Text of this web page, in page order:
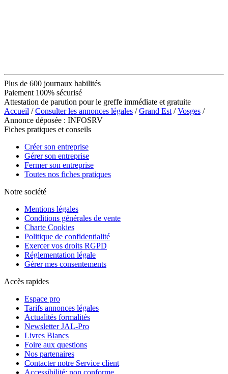
Plus de 600 journaux habilités
Paiement 100% sécurisé
Attestation de parution pour le greffe immédiate et gratuite
Accueil /Consulter les annonces légales /Grand Est /Vosges /
Annonce déposée : INFOSRV
Fiches pratiques et conseils
Créer son entreprise
Gérer son entreprise
Fermer son entreprise
Toutes nos fiches pratiques
Notre société
Mentions légales
Conditions générales de vente
Charte Cookies
Politique de confidentialité
Exercer vos droits RGPD
Réglementation légale
Gérer mes consentements
Accès rapides
Espace pro
Tarifs annonces légales
Actualités formalités
Newsletter JAL-Pro
Livres Blancs
Foire aux questions
Nos partenaires
Contacter notre Service client
Accessibilité: non conforme